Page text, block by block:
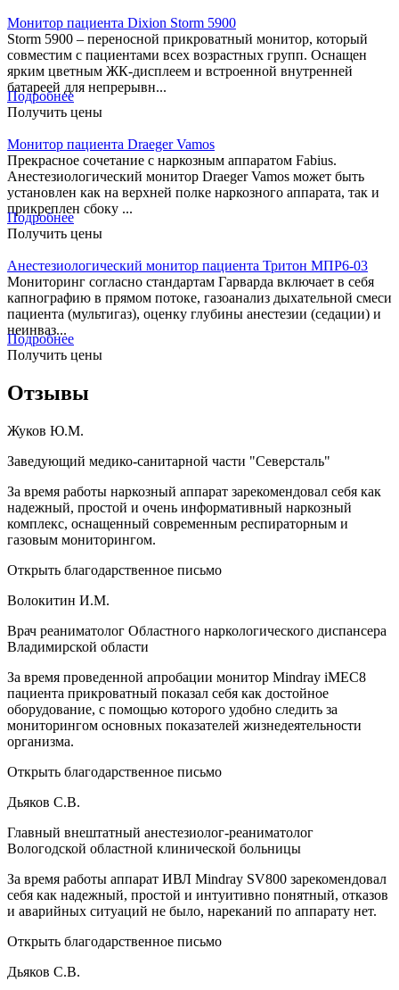
Монитор пациента Dixion Storm 5900
Storm 5900 – переносной прикроватный монитор, который
совместим с пациентами всех возрастных групп. Оснащен
ярким цветным ЖК-дисплеем и встроенной внутренней
батареей для непрерывн...
Подробнее
Получить цены
Монитор пациента Draeger Vamos
Прекрасное сочетание с наркозным аппаратом Fabius.
Анестезиологический монитор Draeger Vamos может быть
установлен как на верхней полке наркозного аппарата, так и
прикреплен сбоку ...
Подробнее
Получить цены
Анестезиологический монитор пациента Тритон МПР6-03
Мониторинг согласно стандартам Гарварда включает в себя
капнографию в прямом потоке, газоанализ дыхательной смеси
пациента (мультигаз), оценку глубины анестезии (седации) и
неинваз...
Подробнее
Получить цены
Отзывы
Жуков Ю.М.
Заведующий медико-санитарной части "Северсталь"
За время работы наркозный аппарат зарекомендовал себя как
надежный, простой и очень информативный наркозный
комплекс, оснащенный современным респираторным и
газовым мониторингом.
Открыть благодарственное письмо
Волокитин И.М.
Врач реаниматолог Областного наркологического диспансера
Владимирской области
За время проведенной апробации монитор Mindray iMEC8
пациента прикроватный показал себя как достойное
оборудование, с помощью которого удобно следить за
мониторингом основных показателей жизнедеятельности
организма.
Открыть благодарственное письмо
Дьяков С.В.
Главный внештатный анестезиолог-реаниматолог
Вологодской областной клинической больницы
За время работы аппарат ИВЛ Mindray SV800 зарекомендовал
себя как надежный, простой и интуитивно понятный, отказов
и аварийных ситуаций не было, нареканий по аппарату нет.
Открыть благодарственное письмо
Дьяков С.В.